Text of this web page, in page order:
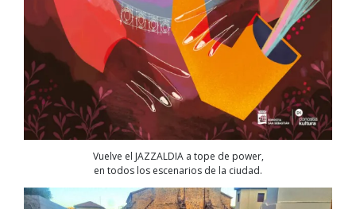
Vuelve el JAZZALDIA a tope de power,
en todos los escenarios de la ciudad.